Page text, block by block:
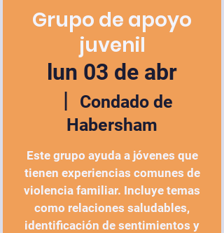
Grupo de apoyo
juvenil
lun 03 de abr
  |
Condado de
Habersham
Este grupo ayuda a jóvenes que
tienen experiencias comunes de
violencia familiar. Incluye temas
como relaciones saludables,
identificación de sentimientos y